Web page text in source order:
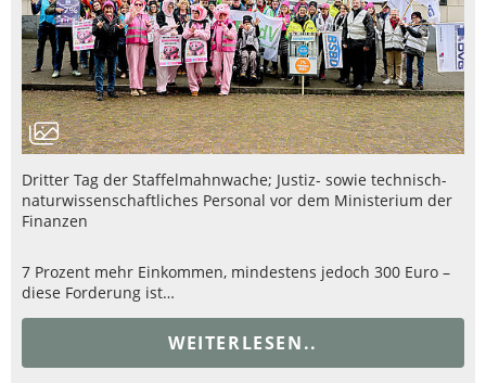
Dritter Tag der Staffelmahnwache; Justiz- sowie technisch-
naturwissenschaftliches Personal vor dem Ministerium der
Finanzen
7 Prozent mehr Einkommen, mindestens jedoch 300 Euro –
diese Forderung ist…
WEITERLESEN..